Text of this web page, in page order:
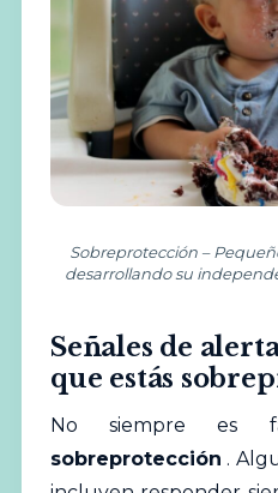
Sobreprotección –
desarrollando su
Señales de
que estás
No siempre es
sobreprotección .